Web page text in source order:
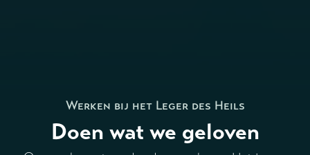
Werken bij het Leger des Heils
Doen wat we geloven